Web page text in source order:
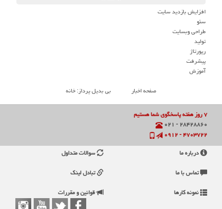
افزایش بازدید سایت
سئو
طراحی وبسایت
تولید
رپورتاژ
پیشرفت
آموزش
صفحه اخبار
بی بدیل پرداز: خانه
۷ روز هفته پاسخگوی شما هستیم
۲۸۴۲۸۸۶۰ - ۰۲۱
۴۷۰۳۷۲۲ - ۰۹۱۲
درباره ما
تماس با ما
نمونه کارها
سوالات متداول
تبادل لینک
قوانین و مقررات